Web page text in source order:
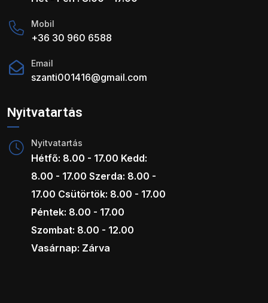
Mobil
+36 30 960 6588
Email
szanti001416@gmail.com
Nyitvatartás
Nyitvatartás
Hétfő: 8.00 - 17.00 Kedd:
8.00 - 17.00 Szerda: 8.00 -
17.00 Csütörtök: 8.00 - 17.00
Péntek: 8.00 - 17.00
Szombat: 8.00 - 12.00
Vasárnap: Zárva